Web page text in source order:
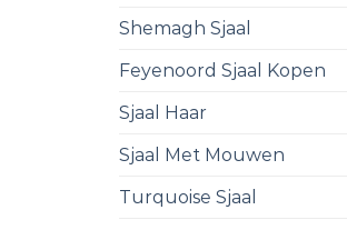
Shemagh Sjaal
Feyenoord Sjaal Kopen
Sjaal Haar
Sjaal Met Mouwen
Turquoise Sjaal